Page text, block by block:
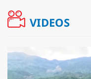
VIDEOS